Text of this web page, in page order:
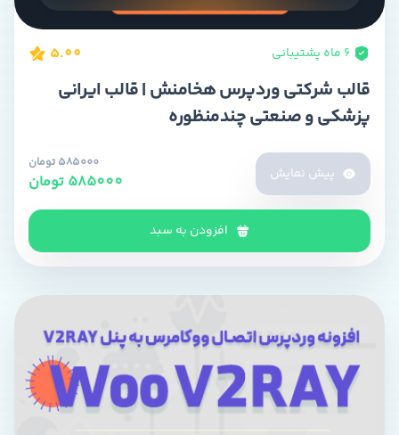
5.00
قالب شرکتی وردپرس هخامنش | قالب ایرانی
پزشکی و صنعتی چندمنظوره
پیش نمایش
585000 تومان
585000 تومان
افزودن به سبد